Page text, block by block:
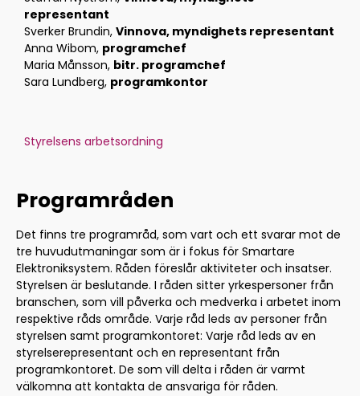
representant
Sverker Brundin, Vinnova, myndighets representant
Anna Wibom, programchef
Maria Månsson, bitr. programchef
Sara Lundberg, programkontor
Styrelsens arbetsordning
Programråden
Det finns tre programråd, som vart och ett svarar mot de
tre huvudutmaningar som är i fokus för Smartare
Elektroniksystem. Råden föreslår aktiviteter och insatser.
Styrelsen är beslutande. I råden sitter yrkespersoner från
branschen, som vill påverka och medverka i arbetet inom
respektive råds område. Varje råd leds av personer från
styrelsen samt programkontoret: Varje råd leds av en
styrelserepresentant och en representant från
programkontoret. De som vill delta i råden är varmt
välkomna att kontakta de ansvariga för råden.